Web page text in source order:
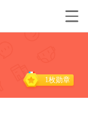
1枚勋章